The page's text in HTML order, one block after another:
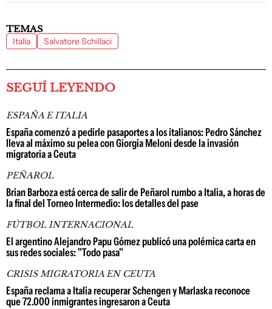
TEMAS
Italia Salvatore Schillaci
SEGUÍ LEYENDO
ESPAÑA E ITALIA
España comenzó a pedirle pasaportes a los italianos: Pedro Sánchez
lleva al máximo su pelea con Giorgia Meloni desde la invasión
migratoria a Ceuta
PEÑAROL
Brian Barboza está cerca de salir de Peñarol rumbo a Italia, a horas de
la final del Torneo Intermedio: los detalles del pase
FÚTBOL INTERNACIONAL
El argentino Alejandro Papu Gómez publicó una polémica carta en
sus redes sociales: "Todo pasa"
CRISIS MIGRATORIA EN CEUTA
España reclama a Italia recuperar Schengen y Marlaska reconoce
que 72.000 inmigrantes ingresaron a Ceuta